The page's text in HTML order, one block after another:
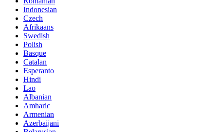
Indonesian
Czech
Afrikaans
Swedish
Polish
Basque
Catalan
Esperanto
Hindi
Lao
Albanian
Amharic
Armenian
Azerbaijani